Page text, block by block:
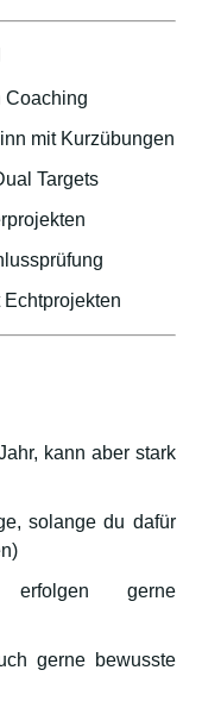
Coaching
mit Kurzübungen
Targets
kann aber stark
solange du dafür
gerne
gerne bewusste